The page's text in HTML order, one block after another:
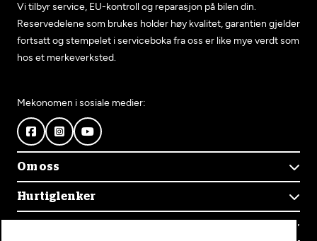
Vi tilbyr service, EU-kontroll og reparasjon på bilen din.
Reservedelene som brukes holder høy kvalitet, garantien gjelder
fortsatt og stempelet i serviceboka fra oss er like mye verdt som
hos et merkeverksted.
Mekonomen i sosiale medier:
Om oss
Om Mekonomen
Mekonomens historie
Jobb i Mekonomen
Hurtiglenker
Finn verksted